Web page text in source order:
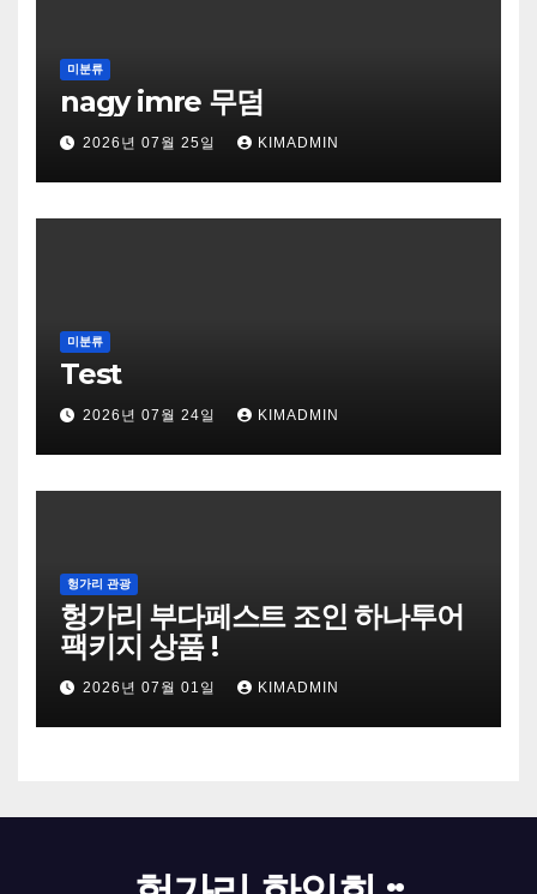
미분류
nagy imre 무덤
2026년 07월 25일 KIMADMIN
미분류
Test
2026년 07월 24일 KIMADMIN
헝가리 관광
헝가리 부다페스트 조인 하나투어
팩키지 상품 !
2026년 07월 01일 KIMADMIN